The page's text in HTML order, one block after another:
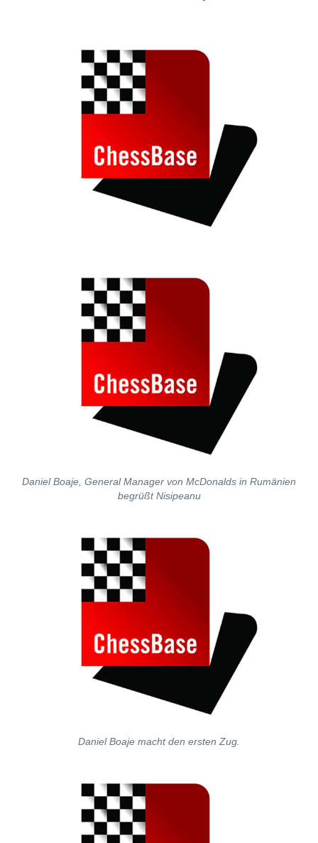
Daniel Boaje, General Manager von McDonalds in Rumänien
begrüßt Nisipeanu
Daniel Boaje macht den ersten Zug.